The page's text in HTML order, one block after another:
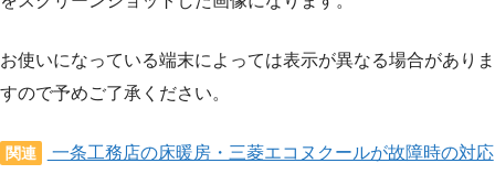
お使いになっている端末によっては表示が異なる場合がありま
すので予めご了承ください。
関連
一条工務店の床暖房・三菱エコヌクールが故障時の対応